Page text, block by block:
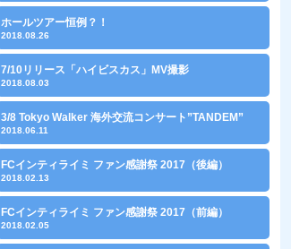
ホールツアー恒例？！
2018.08.26
7/10リリース「ハイビスカス」MV撮影
2018.08.03
3/8 Tokyo Walker 海外交流コンサート”TANDEM”
2018.06.11
FCインティライミ ファン感謝祭 2017（後編）
2018.02.13
FCインティライミ ファン感謝祭 2017（前編）
2018.02.05